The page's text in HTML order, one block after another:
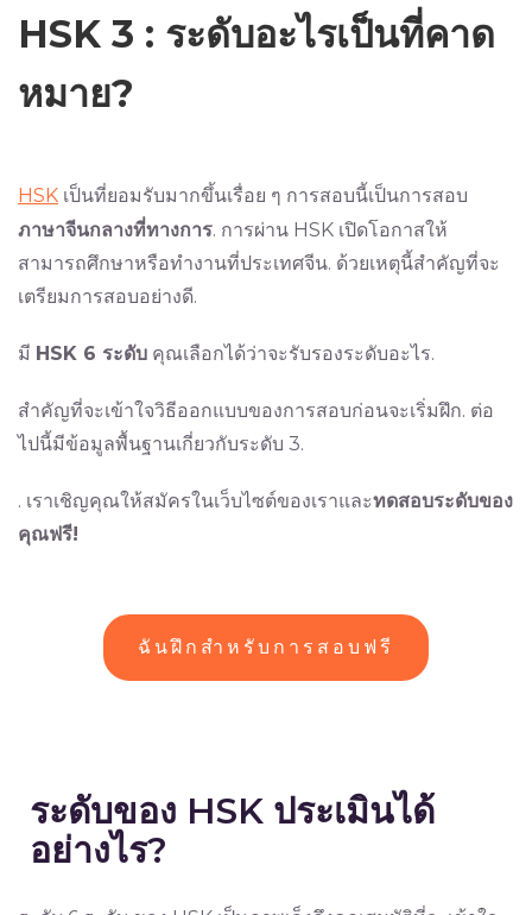
HSK 3 : ระดับอะไรเป็นที่คาด
หมาย?
HSK เป็นที่ยอมรับมากขึ้นเรื่อย ๆ การสอบนี้เป็นการสอบ
ภาษาจีนกลางที่ทางการ. การผ่าน HSK เปิดโอกาสให้
สามารถศึกษาหรือทำงานที่ประเทศจีน. ด้วยเหตุนี้สำคัญที่จะ
เตรียมการสอบอย่างดี.
มี HSK 6 ระดับ คุณเลือกได้ว่าจะรับรองระดับอะไร.
สำคัญที่จะเข้าใจวิธีออกแบบของการสอบก่อนจะเริ่มฝึก. ต่อ
ไปนี้มีข้อมูลพื้นฐานเกี่ยวกับระดับ 3.
. เราเชิญคุณให้สมัครในเว็บไซต์ของเราและทดสอบระดับของ
คุณฟรี!
ฉันฝึกสำหรับการสอบฟรี
ระดับของ HSK ประเมินได้
อย่างไร?